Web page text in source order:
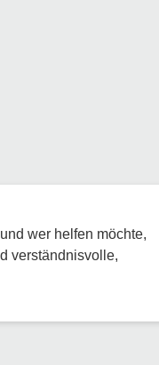
wer helfen möchte,
verständnisvolle,